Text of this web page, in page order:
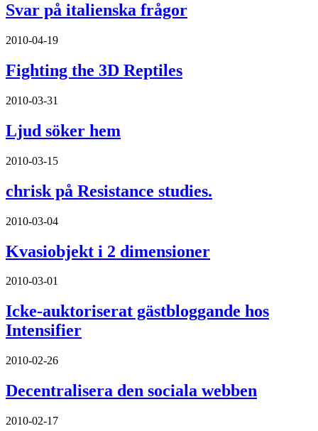
Svar på italienska frågor
2010-04-19
Fighting the 3D Reptiles
2010-03-31
Ljud söker hem
2010-03-15
chrisk på Resistance studies.
2010-03-04
Kvasiobjekt i 2 dimensioner
2010-03-01
Icke-auktoriserat gästbloggande hos
Intensifier
2010-02-26
Decentralisera den sociala webben
2010-02-17